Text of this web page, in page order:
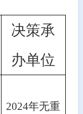
决策承
办单位
2024年无重